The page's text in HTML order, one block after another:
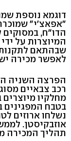
דוגמא נוספת
"אפאצ'י"
הדו"ח,
המיוצרות על
שבהתאם לתקנות
לאפשר מכירה
הפרצה השניה
מחלקיו
נשלחו ארוזים
אוזבקיסטן.
תהליך המכירה